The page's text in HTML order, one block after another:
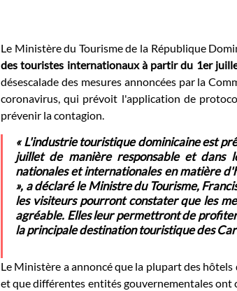
Le Ministère du Tourisme de la République
des touristes internationaux à partir du 1er
désescalade des mesures annoncées par la
coronavirus, qui prévoit l'application de
prévenir la contagion.
« L'industrie touristique dominicaine est
juillet de manière responsable et dans
nationales et internationales en matière
», a déclaré le Ministre du Tourisme,
les visiteurs pourront constater que les
agréable. Elles leur permettront de
la principale destination touristique des
Le Ministère a annoncé que la plupart des
et que différentes entités gouvernementales ont